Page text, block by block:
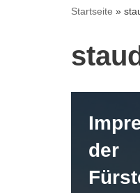
Startseite »
der